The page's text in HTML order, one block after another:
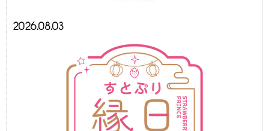
2026.08.03